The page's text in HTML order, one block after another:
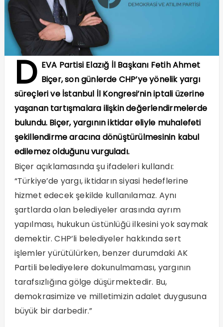
D EVA Partisi Elazığ İl Başkanı Fetih Ahmet
Biçer, son günlerde CHP’ye yönelik yargı
süreçleri ve İstanbul İl Kongresi’nin iptali üzerine
yaşanan tartışmalara ilişkin değerlendirmelerde
bulundu. Biçer, yargının iktidar eliyle muhalefeti
şekillendirme aracına dönüştürülmesinin kabul
edilemez olduğunu vurguladı.
Biçer açıklamasında şu ifadeleri kullandı:
“Türkiye’de yargı, iktidarın siyasi hedeflerine
hizmet edecek şekilde kullanılamaz. Aynı
şartlarda olan belediyeler arasında ayrım
yapılması, hukukun üstünlüğü ilkesini yok saymak
demektir. CHP’li belediyeler hakkında sert
işlemler yürütülürken, benzer durumdaki AK
Partili belediyelere dokunulmaması, yargının
tarafsızlığına gölge düşürmektedir. Bu,
demokrasimize ve milletimizin adalet duygusuna
büyük bir darbedir.”